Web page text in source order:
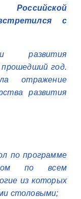
с
развития
прошедший год.
отражение
развития
по программе
по всем
из которых
столовыми;